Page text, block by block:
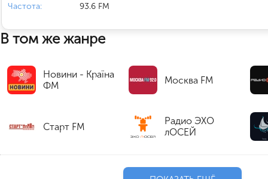
Частота:
93.6 FM
В том же жанре
Новини - Країна
ФМ
Москва FM
Старт FM
Радио ЭХО
лОСЕЙ